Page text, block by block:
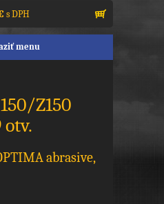
s DPH
menu
Z150
otv.
abrasive,